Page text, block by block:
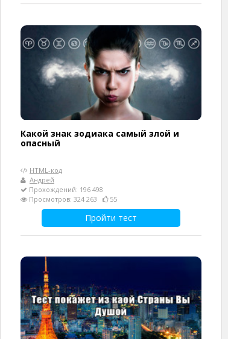
Какой знак зодиака самый злой и
опасный
HTML-код
Андрей
Прохождений: 196 498
Просмотров: 324 263
55
Пройти тест